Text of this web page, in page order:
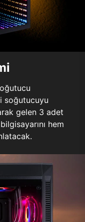
soğutucuyu
gelen 3 adet
hem